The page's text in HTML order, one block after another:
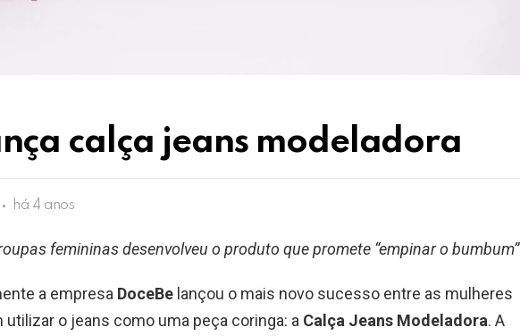
calça jeans modeladora
há 4 anos
femininas desenvolveu o produto que promete “empinar o bumbum”
a empresa DoceBe lançou o mais novo sucesso entre as mulheres
utilizar o jeans como uma peça coringa: a Calça Jeans Modeladora. A